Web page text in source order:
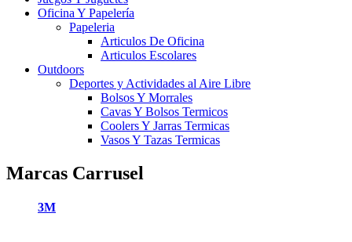
Oficina Y Papelería
Papeleria
Articulos De Oficina
Articulos Escolares
Outdoors
Deportes y Actividades al Aire Libre
Bolsos Y Morrales
Cavas Y Bolsos Termicos
Coolers Y Jarras Termicas
Vasos Y Tazas Termicas
Marcas Carrusel
3M